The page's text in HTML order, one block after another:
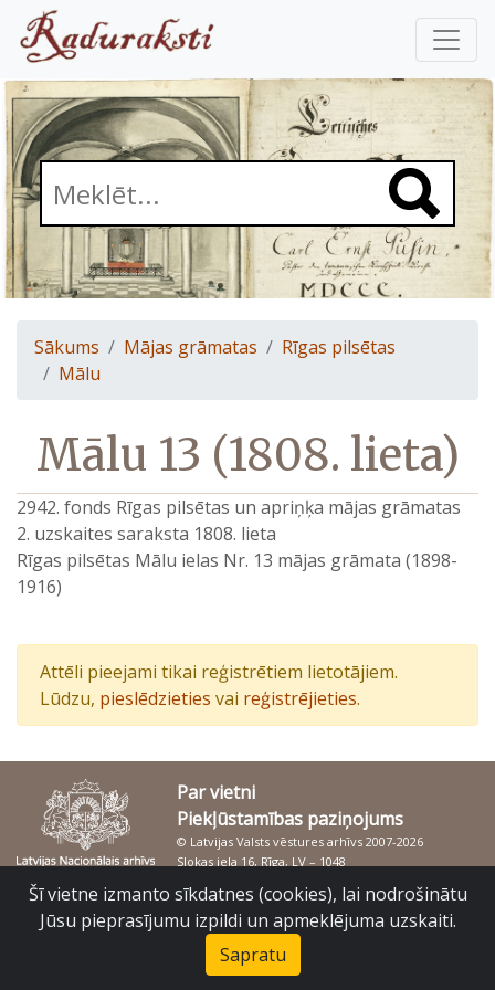
Sākums Mājas grāmatas
Rīgas pilsētas
Mālu
Mālu 13 (1808. lieta)
2942. fonds Rīgas pilsētas un apriņķa mājas grāmatas
2. uzskaites saraksta 1808. lieta
Rīgas pilsētas Mālu ielas Nr. 13 mājas grāmata (1898-
1916)
Attēli pieejami tikai reģistrētiem lietotājiem.
Lūdzu, pieslēdzieties vai reģistrējieties.
Par vietni
Piekļūstamības paziņojums
© Latvijas Valsts vēstures arhīvs 2007-2026
Slokas iela 16, Rīga, LV – 1048
raduraksti@arhivi.gov.lv
Šī vietne izmanto sīkdatnes (cookies), lai nodrošinātu
Jūsu pieprasījumu izpildi un apmeklējuma uzskaiti.
Sapratu